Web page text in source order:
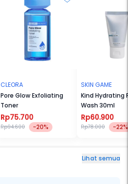
CLEORA
Pore Glow Exfoliating
Toner
Rp75.700
Rp94.600 -20%
SKIN GAME
Kind Hydrating
Wash 30ml
Rp60.900
Rp78.000 -22%
Lihat semua